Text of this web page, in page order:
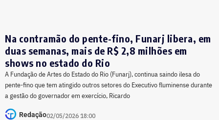
Na contramão do pente-fino, Funarj libera, em
duas semanas, mais de R$ 2,8 milhões em
shows no estado do Rio
A Fundação de Artes do Estado do Rio (Funarj), continua saindo ilesa do
pente-fino que tem atingido outros setores do Executivo fluminense durante
a gestão do governador em exercício, Ricardo
Redação02/05/2026 18:00